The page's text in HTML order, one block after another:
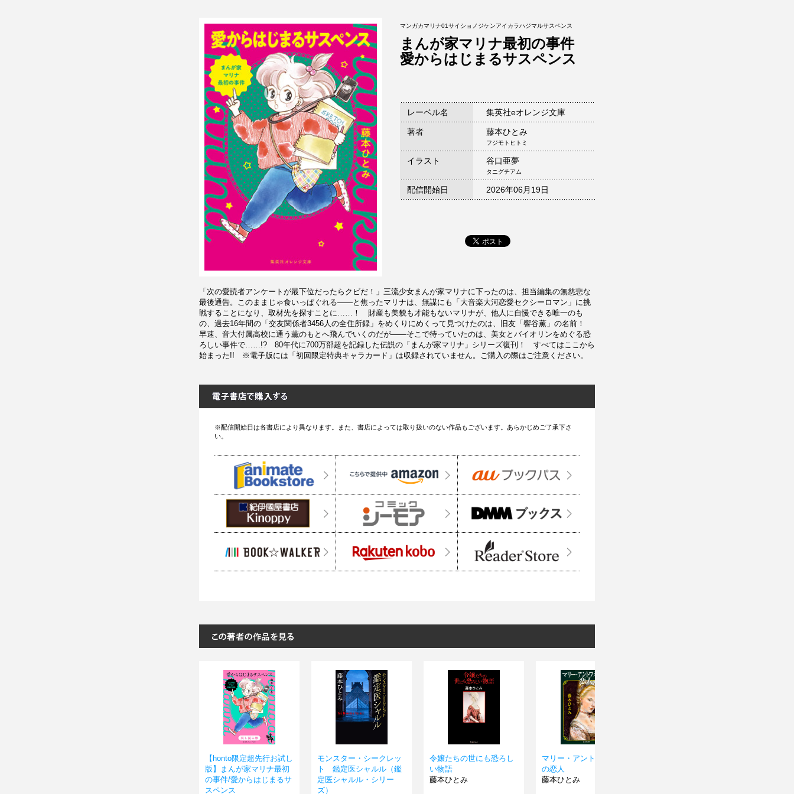
マンガカマリナ01サイショノジケンアイカラハジマルサスペンス
まんが家マリナ最初の事件
愛からはじまるサスペンス
レーベル名 集英社eオレンジ文庫
著者 藤本ひとみ
フジモトヒトミ
イラスト 谷口亜夢
タニグチアム
配信開始日 2026年06月19日
「次の愛読者アンケートが最下位だったらクビだ！」三流少女まんが家マリナに下ったのは、担当編集の無慈悲な
最後通告。このままじゃ食いっぱぐれる――と焦ったマリナは、無謀にも「大音楽大河恋愛セクシーロマン」に挑
戦することになり、取材先を探すことに……！ 財産も美貌も才能もないマリナが、他人に自慢できる唯一のも
の、過去16年間の「交友関係者3456人の全住所録」をめくりにめくって見つけたのは、旧友「響谷薫」の名前！
早速、音大付属高校に通う薫のもとへ飛んでいくのだが――そこで待っていたのは、美女とバイオリンをめぐる恐
ろしい事件で……!? 80年代に700万部超を記録した伝説の「まんが家マリナ」シリーズ復刊！ すべてはここから
始まった!! ※電子版には「初回限定特典キャラカード」は収録されていません。ご購入の際はご注意ください。
※配信開始日は各書店により異なります。また、書店によっては取り扱いのない作品もございます。あらかじめご了承下さ
い。
【honto限定超先行お試し
版】まんが家マリナ最初
の事件/愛からはじまるサ
スペンス
モンスター・シークレッ
ト 鑑定医シャルル（鑑
定医シャルル・シリー
ズ）
令嬢たちの世にも恐ろし
い物語
藤本ひとみ
マリー・アントワネット
の恋人
藤本ひとみ